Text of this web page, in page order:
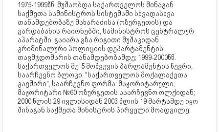
1975-1999წწ. მუშაობდა საქართველოს შინაგან
საქმეთა სამინისტროს სისტემაში სხვადასხვა
თანამდებობაზე მახარაძისა (ოზურგეთის) და
გარდაბანის რაიონებში, სამინისტროს ცენტრალურ
აპარატში; გაიარა გზა რიგითი მუშაკიდან
კრიმინალური პოლიციის დეპარტამენტის
თავმჯდომარის თანამდებობამდე; 1999-2000წწ.
საქართველოს მე-5 მოწვევის პარლამენტის წევრი,
საარჩევნო ბლოკი: "საქართველოს მოქალაქეთა
კავშირი", საარჩევნო ფორმა: მაჟორიტარული,
მაჟორიტარი №60 ოზურგეთის საარჩევნო ოლქიდან;
2000 წლის 29 ივლისიდან 2003 წლის 19 მარტამდე იყო
შინაგან საქმეთა მინისტრის პირველი მოადგილე;